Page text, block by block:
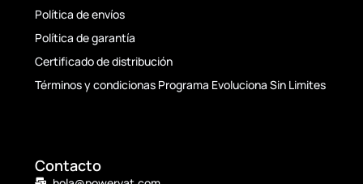
Política de envíos
Política de garantía
Certificado de distribución
Términos y condicionas Programa Evoluciona Sin Limites
Contacto